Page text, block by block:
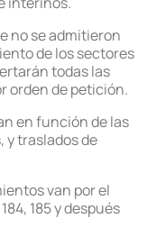
no se admitieron
de los sectores
todas las
orden de petición.
en función de las
y traslados de
van por el
185 y después